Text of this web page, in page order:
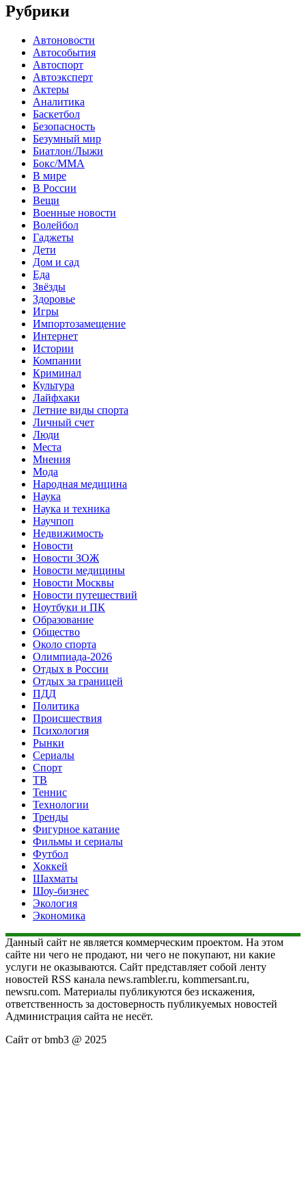
Рубрики
Автоновости
Автособытия
Автоспорт
Автоэксперт
Актеры
Аналитика
Баскетбол
Безопасность
Безумный мир
Биатлон/Лыжи
Бокс/MMA
В мире
В России
Вещи
Военные новости
Волейбол
Гаджеты
Дети
Дом и сад
Еда
Звёзды
Здоровье
Игры
Импортозамещение
Интернет
Истории
Компании
Криминал
Культура
Лайфхаки
Летние виды спорта
Личный счет
Люди
Места
Мнения
Мода
Народная медицина
Наука
Наука и техника
Научпоп
Недвижимость
Новости
Новости ЗОЖ
Новости медицины
Новости Москвы
Новости путешествий
Ноутбуки и ПК
Образование
Общество
Около спорта
Олимпиада-2026
Отдых в России
Отдых за границей
ПДД
Политика
Происшествия
Психология
Рынки
Сериалы
Спорт
ТВ
Теннис
Технологии
Тренды
Фигурное катание
Фильмы и сериалы
Футбол
Хоккей
Шахматы
Шоу-бизнес
Экология
Экономика
Данный сайт не является коммерческим проектом. На этом
сайте ни чего не продают, ни чего не покупают, ни какие
услуги не оказываются. Сайт представляет собой ленту
новостей RSS канала news.rambler.ru, kommersant.ru,
newsru.com. Материалы публикуются без искажения,
ответственность за достоверность публикуемых новостей
Администрация сайта не несёт.
Сайт от bmb3 @ 2025